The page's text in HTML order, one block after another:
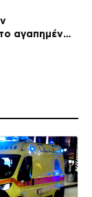
αγαπημένο